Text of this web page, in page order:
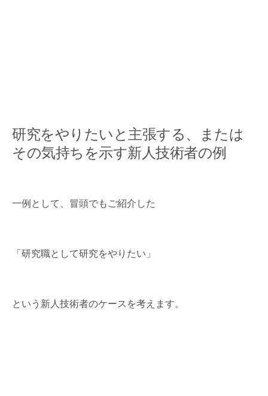
研究をやりたいと主張する、または
その気持ちを示す新人技術者の例
一例として、冒頭でもご紹介した
「研究職として研究をやりたい」
という新人技術者のケースを考えます。